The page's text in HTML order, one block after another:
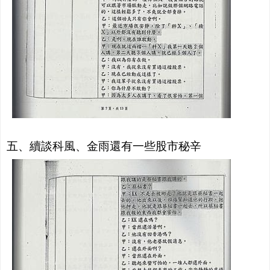
五、續談科風、金雨還有一些股市秘辛